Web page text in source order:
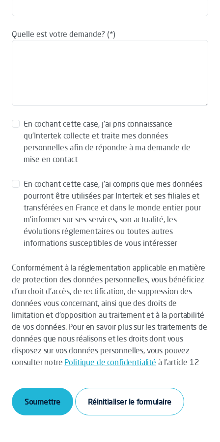
Quelle est votre demande?
En cochant cette case, j’ai pris connaissance
qu’Intertek collecte et traite mes données
personnelles afin de répondre à ma demande de
mise en contact
En cochant cette case, j’ai compris que mes données
pourront être utilisées par Intertek et ses filiales et
transférées en France et dans le monde entier pour
m’informer sur ses services, son actualité, les
évolutions règlementaires ou toutes autres
informations susceptibles de vous intéresser
Conformément à la réglementation applicable en matière
de protection des données personnelles, vous bénéficiez
d’un droit d’accès, de rectification, de suppression des
données vous concernant, ainsi que des droits de
limitation et d’opposition au traitement et à la portabilité
de vos données. Pour en savoir plus sur les traitements de
données que nous réalisons et les droits dont vous
disposez sur vos données personnelles, vous pouvez
consulter notre Politique de confidentialité à l’article 12
Soumettre